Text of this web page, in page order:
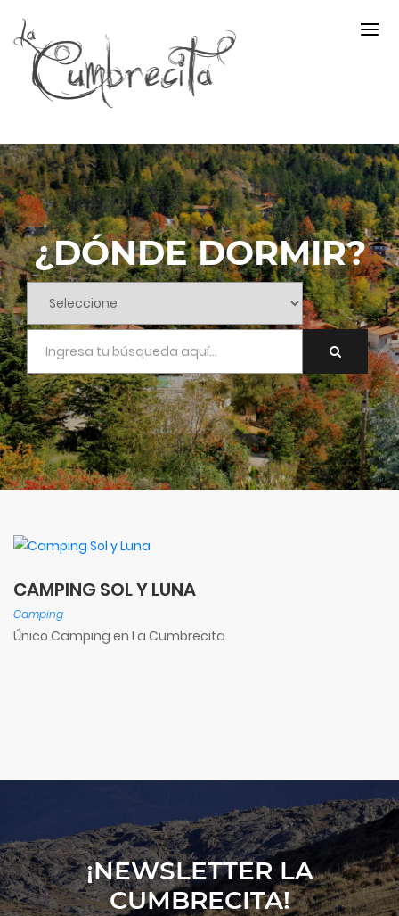
¿DÓNDE DORMIR?
CAMPING SOL Y LUNA
Camping
Único Camping en La Cumbrecita
¡NEWSLETTER LA
CUMBRECITA!